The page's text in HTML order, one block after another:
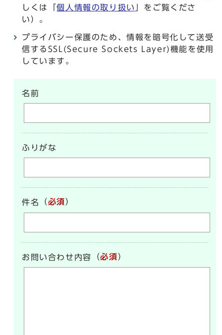
しくは「個人情報の取り扱い
」をご覧くださ
い）。
プライバシー保護のため、情報を暗号化して送受
信するSSL(Secure Sockets Layer)機能を使用
しています。
名前
ふりがな
件名 （必須）
お問い合わせ内容 （必須）